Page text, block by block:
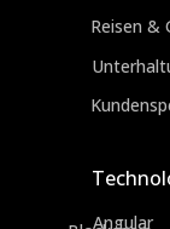
Angular
Reisen &